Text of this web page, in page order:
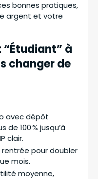
bonnes pratiques,
argent et votre
à
changer de
avec dépôt
de 100 % jusqu’à
clair.
pour doubler
mois.
moyenne,